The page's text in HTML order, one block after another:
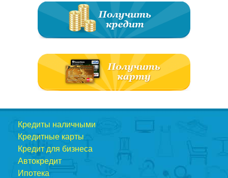
Кредиты наличными
Кредитные карты
Кредит для бизнеса
Автокредит
Ипотека